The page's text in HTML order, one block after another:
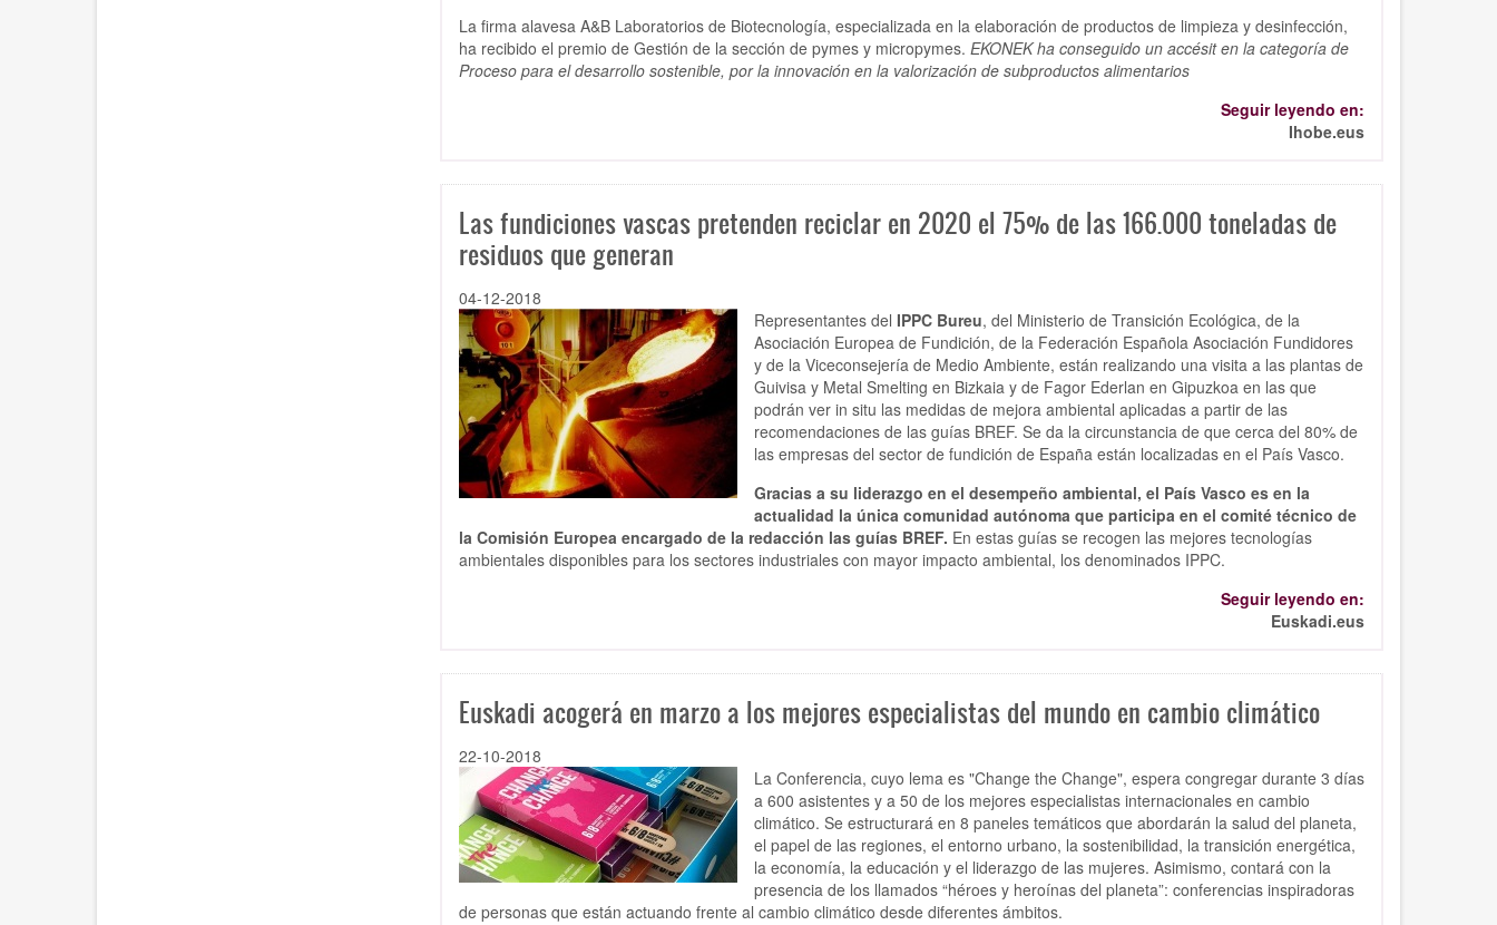
La firma alavesa A&B Laboratorios de Biotecnología, especializada en la elaboración de productos de limpieza y desinfección,
ha recibido el premio de Gestión de la sección de pymes y micropymes. EKONEK ha conseguido un accésit en la categoría de
Proceso para el desarrollo sostenible, por la innovación en la valorización de subproductos alimentarios
Seguir leyendo en:
Ihobe.eus
Las fundiciones vascas pretenden reciclar en 2020 el 75% de las 166.000 toneladas de
residuos que generan
04-12-2018
Representantes del IPPC Bureu, del Ministerio de Transición Ecológica, de la
Asociación Europea de Fundición, de la Federación Española Asociación Fundidores
y de la Viceconsejería de Medio Ambiente, están realizando una visita a las plantas de
Guivisa y Metal Smelting en Bizkaia y de Fagor Ederlan en Gipuzkoa en las que
podrán ver in situ las medidas de mejora ambiental aplicadas a partir de las
recomendaciones de las guías BREF. Se da la circunstancia de que cerca del 80% de
las empresas del sector de fundición de España están localizadas en el País Vasco.
Gracias a su liderazgo en el desempeño ambiental, el País Vasco es en la
actualidad la única comunidad autónoma que participa en el comité técnico de
la Comisión Europea encargado de la redacción las guías BREF. En estas guías se recogen las mejores tecnologías
ambientales disponibles para los sectores industriales con mayor impacto ambiental, los denominados IPPC.
Seguir leyendo en:
Euskadi.eus
Euskadi acogerá en marzo a los mejores especialistas del mundo en cambio climático
22-10-2018
La Conferencia, cuyo lema es "Change the Change", espera congregar durante 3 días
a 600 asistentes y a 50 de los mejores especialistas internacionales en cambio
climático. Se estructurará en 8 paneles temáticos que abordarán la salud del planeta,
el papel de las regiones, el entorno urbano, la sostenibilidad, la transición energética,
la economía, la educación y el liderazgo de las mujeres. Asimismo, contará con la
presencia de los llamados “héroes y heroínas del planeta”: conferencias inspiradoras
de personas que están actuando frente al cambio climático desde diferentes ámbitos.